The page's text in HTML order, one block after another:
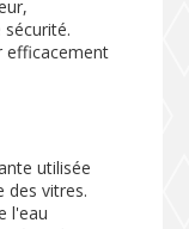
efficacement
utilisée
des vitres.
l'eau